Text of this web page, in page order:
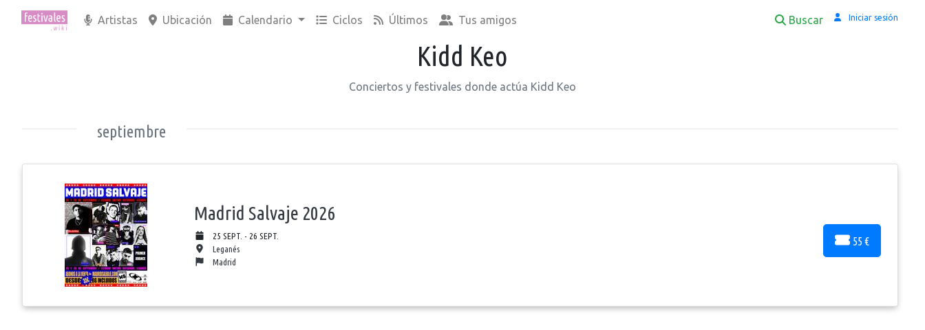
Artistas Ubicación Calendario Ciclos Últimos Tus amigos Buscar Iniciar sesión
Kidd Keo
Conciertos y festivales donde actúa Kidd Keo
septiembre
Madrid Salvaje 2026
25 SEPT. - 26 SEPT.
Leganés
Madrid
55 €